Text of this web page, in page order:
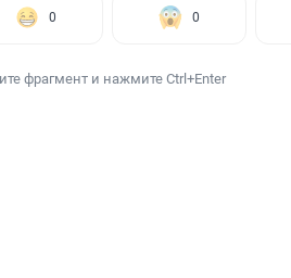
0 0
фрагмент и нажмите Ctrl+Enter